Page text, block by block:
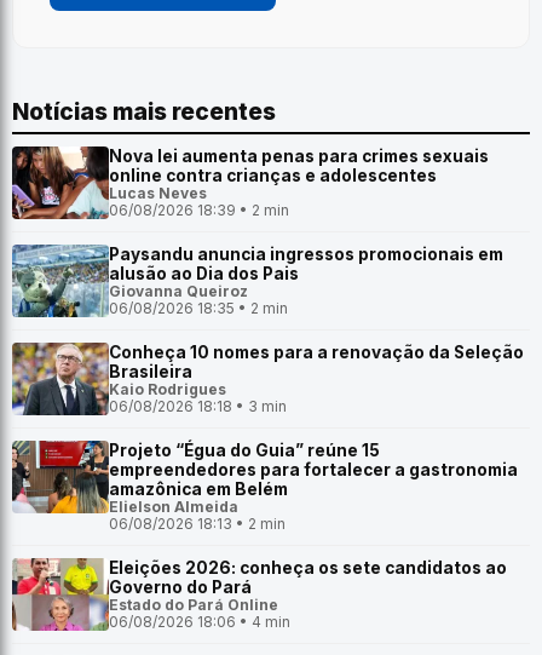
Notícias mais recentes
Nova lei aumenta penas para crimes sexuais
online contra crianças e adolescentes
Lucas Neves
06/08/2026 18:39 • 2 min
Paysandu anuncia ingressos promocionais em
alusão ao Dia dos Pais
Giovanna Queiroz
06/08/2026 18:35 • 2 min
Conheça 10 nomes para a renovação da Seleção
Brasileira
Kaio Rodrigues
06/08/2026 18:18 • 3 min
Projeto “Égua do Guia” reúne 15
empreendedores para fortalecer a gastronomia
amazônica em Belém
Elielson Almeida
06/08/2026 18:13 • 2 min
Eleições 2026: conheça os sete candidatos ao
Governo do Pará
Estado do Pará Online
06/08/2026 18:06 • 4 min